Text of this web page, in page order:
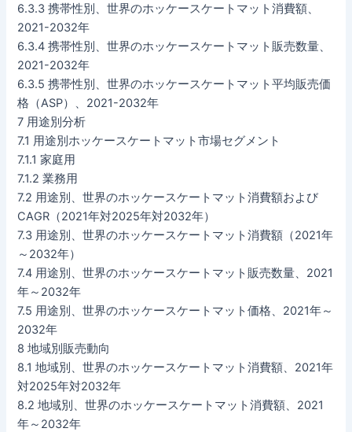
6.3.3 携帯性別、世界のホッケースケートマット消費額、
2021-2032年
6.3.4 携帯性別、世界のホッケースケートマット販売数量、
2021-2032年
6.3.5 携帯性別、世界のホッケースケートマット平均販売価
格（ASP）、2021-2032年
7 用途別分析
7.1 用途別ホッケースケートマット市場セグメント
7.1.1 家庭用
7.1.2 業務用
7.2 用途別、世界のホッケースケートマット消費額および
CAGR（2021年対2025年対2032年）
7.3 用途別、世界のホッケースケートマット消費額（2021年
～2032年）
7.4 用途別、世界のホッケースケートマット販売数量、2021
年～2032年
7.5 用途別、世界のホッケースケートマット価格、2021年～
2032年
8 地域別販売動向
8.1 地域別、世界のホッケースケートマット消費額、2021年
対2025年対2032年
8.2 地域別、世界のホッケースケートマット消費額、2021
年～2032年